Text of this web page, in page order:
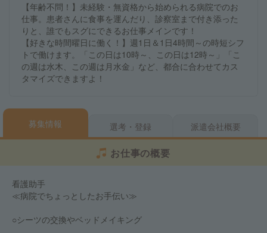
【年齢不問！】未経験・無資格から始められる病院でのお
仕事。患者さんに食事を運んだり、診察室まで付き添った
りと、誰でもスグにできるお仕事メインです！
【好きな時間曜日に働く！】週1日＆1日4時間～の時短シフ
トで働けます。「この日は10時～、この日は12時～」「こ
の週は水木、この週は月水金」など、都合に合わせてカス
タマイズできますよ！
募集情報 選考・登録 派遣会社概要
お仕事の概要
看護助手
≪病院でちょっとしたお手伝い≫
○シーツの交換やベッドメイキング